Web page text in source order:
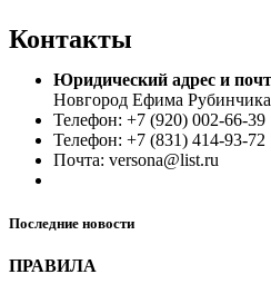
Контакты
Юридический адрес и
Новгород Ефима
Телефон: +7 (920) 002-66-39
Телефон: +7 (831) 414-93-72
Почта: versona@list.ru
Последние новости
ПРАВИЛА